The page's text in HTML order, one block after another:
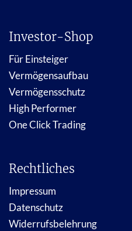
Investor-Shop
Für Einsteiger
Vermögensaufbau
Vermögensschutz
High Performer
One Click Trading
Rechtliches
Impressum
Datenschutz
Widerrufsbelehrung